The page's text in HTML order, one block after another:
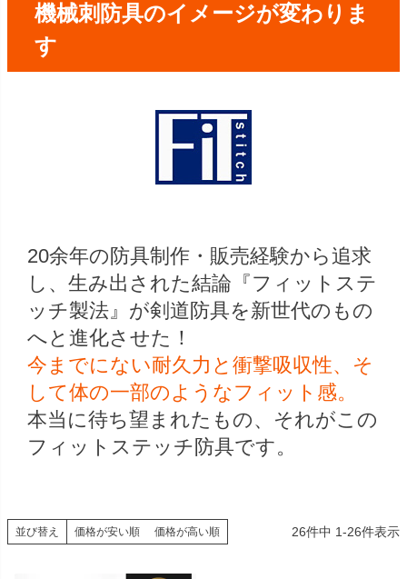
機械刺防具のイメージが変わりま
す
20余年の防具制作・販売経験から追求
し、生み出された結論『フィットステ
ッチ製法』が剣道防具を新世代のもの
へと進化させた！
今までにない耐久力と衝撃吸収性、そ
して体の一部のようなフィット感。
本当に待ち望まれたもの、それがこの
フィットステッチ防具です。
並び替え 価格が安い順 価格が高い順 26件中 1-26件表示